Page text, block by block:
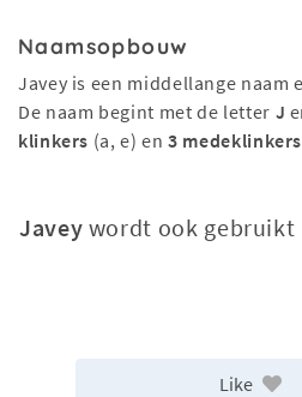
Naamsopbouw
Javey is een middellange naam
De naam begint met de letter J
klinkers (a, e) en3 medeklinkers
Javey wordt ook gebruikt
Like